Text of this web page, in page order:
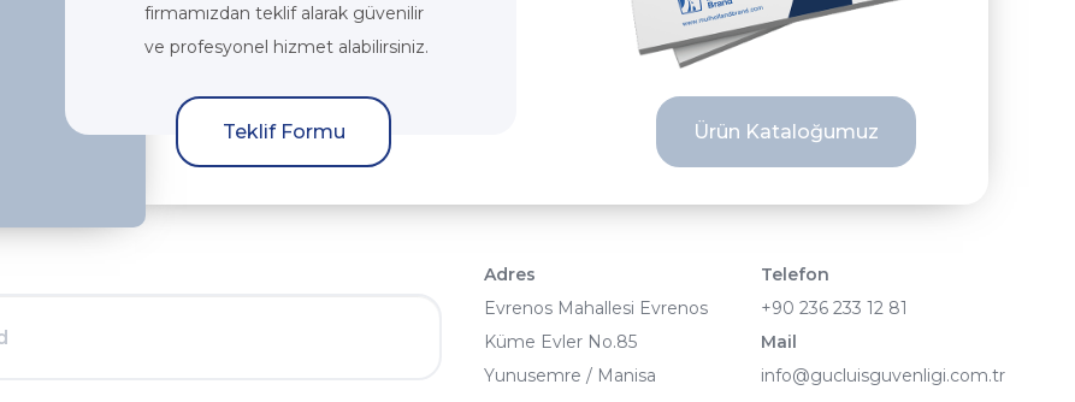
firmamızdan teklif alarak güvenilir
ve profesyonel hizmet alabilirsiniz.
Teklif Formu Ürün Kataloğumuz
Adres
Evrenos Mahallesi Evrenos
Küme Evler No.85
Yunusemre / Manisa
Telefon
+90 236 233 12 81
Mail
info@gucluisguvenligi.com.tr